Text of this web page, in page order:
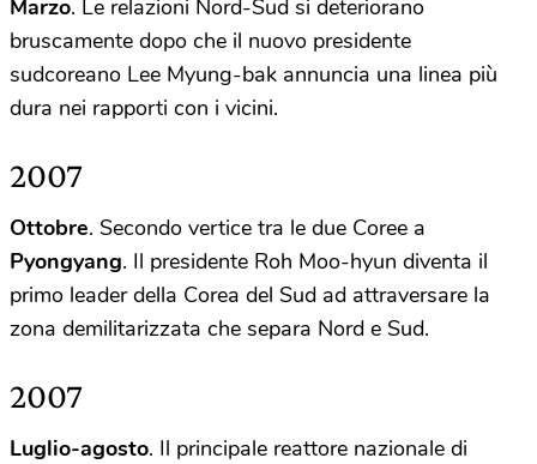
Marzo. Le relazioni Nord-Sud si deteriorano
bruscamente dopo che il nuovo presidente
sudcoreano Lee Myung-bak annuncia una linea più
dura nei rapporti con i vicini.
2007
Ottobre. Secondo vertice tra le due Coree a
Pyongyang. Il presidente Roh Moo-hyun diventa il
primo leader della Corea del Sud ad attraversare la
zona demilitarizzata che separa Nord e Sud.
2007
Luglio-agosto. Il principale reattore nazionale di